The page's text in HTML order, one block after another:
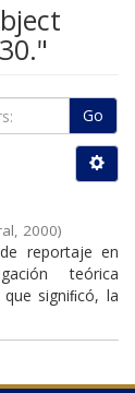
Go
, 2000)
reportaje en
teórica
signiﬁcó, la